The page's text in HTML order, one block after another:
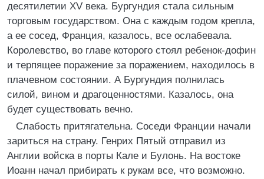
десятилетии XV века. Бургундия стала сильным
торговым государством. Она с каждым годом крепла,
а ее сосед, Франция, казалось, все ослабевала.
Королевство, во главе которого стоял ребенок-дофин
и терпящее поражение за поражением, находилось в
плачевном состоянии. А Бургундия полнилась
силой, вином и драгоценностями. Казалось, она
будет существовать вечно.
Слабость притягательна. Соседи Франции начали
зариться на страну. Генрих Пятый отправил из
Англии войска в порты Кале и Булонь. На востоке
Иоанн начал прибирать к рукам все, что возможно.